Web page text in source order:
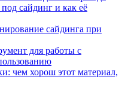
сайдинг и как её
сайдинга при
для работы с
чем хорош этот материал,